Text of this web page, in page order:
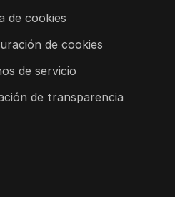
de cookies
de cookies
de servicio
de transparencia